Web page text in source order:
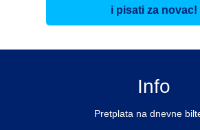
i pisati za novac!
Info
Pretplata na dnevne